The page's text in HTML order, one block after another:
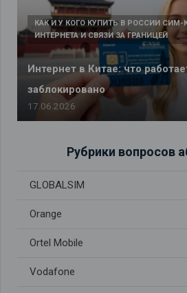
Интернет в Китае: что
заблокировано
КАК И У КОГО КУПИТЬ В РОССИИ СИМ-
ИНТЕРНЕТА И СВЯЗИ ЗА ГРАНИЦЕЙ
17.06.2026
Рубрики вопросов
GLOBALSIM
Orange
Ortel Mobile
Vodafone